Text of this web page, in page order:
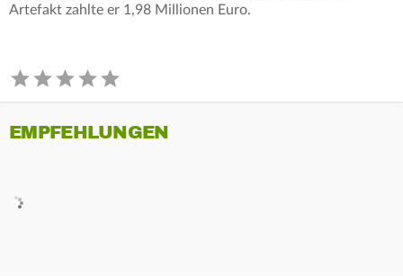
Artefakt zahlte er 1,98 Millionen Euro.
EMPFEHLUNGEN